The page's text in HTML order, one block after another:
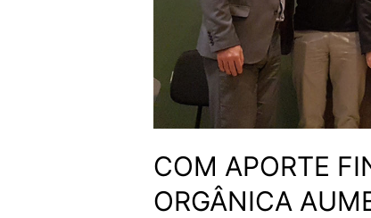
COM APORTE
ORGÂNICA